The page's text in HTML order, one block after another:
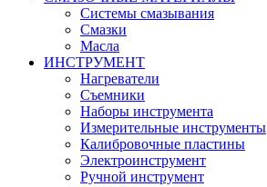
Системы смазывания
Смазки
Масла
ИНСТРУМЕНТ
Нагреватели
Съемники
Наборы инструмента
Измерительные инструменты
Калибровочные пластины
Электроинструмент
Ручной инструмент